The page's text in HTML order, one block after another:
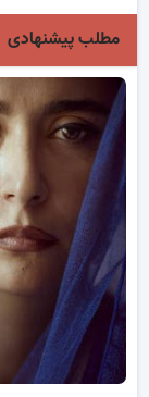
مطلب پیشنهادی